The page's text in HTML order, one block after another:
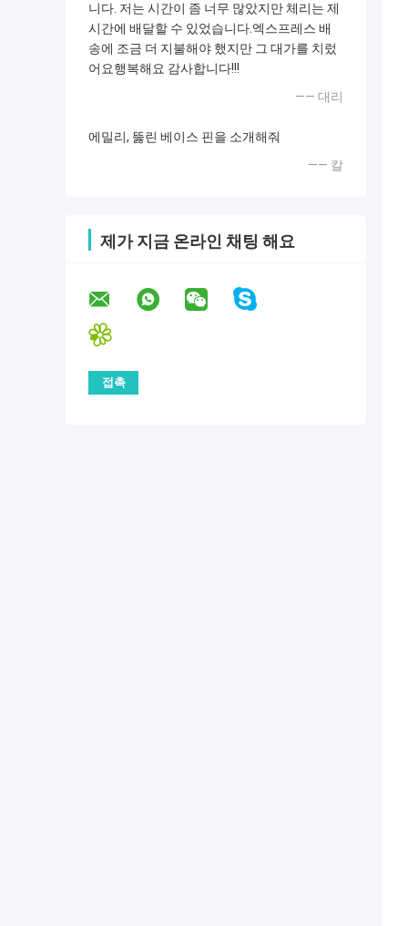
니다. 저는 시간이 좀 너무 많았지만 체리는 제
시간에 배달할 수 있었습니다.엑스프레스 배
송에 조금 더 지불해야 했지만 그 대가를 치렀
어요행복해요 감사합니다!!!
—— 대리
에밀리, 뚫린 베이스 핀을 소개해줘
—— 칼
제가 지금 온라인 채팅 해요